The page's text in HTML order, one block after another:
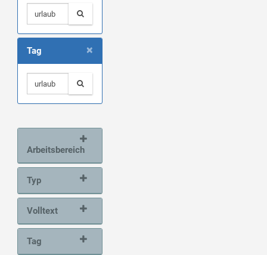
×
Tag
Arbeitsbereich
Typ
Volltext
Tag